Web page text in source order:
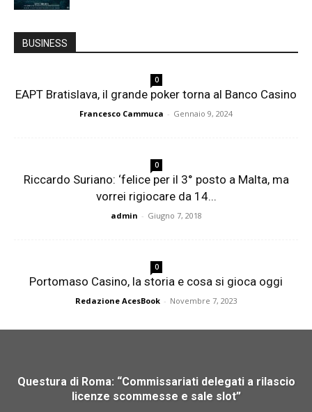
BUSINESS
0
EAPT Bratislava, il grande poker torna al Banco Casino
Francesco Cammuca - Gennaio 9, 2024
0
Riccardo Suriano: ‘felice per il 3° posto a Malta, ma
vorrei rigiocare da 14...
admin - Giugno 7, 2018
0
Portomaso Casino, la storia e cosa si gioca oggi
Redazione AcesBook - Novembre 7, 2023
Questura di Roma: “Commissariati delegati a rilascio
licenze scommesse e sale slot”